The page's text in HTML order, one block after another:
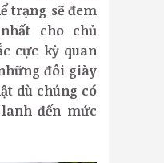
trạng sẽ đem
cho chủ
cực kỳ quan
đôi giày
dù chúng có
đến mức